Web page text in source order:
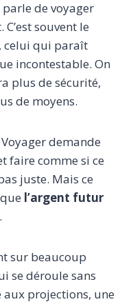
de voyager
souvent le
, celui qui paraît
incontestable. On
plus de sécurité,
de moyens.
Voyager demande
faire comme si ce
juste. Mais ce
l’argent futur
.
sur beaucoup
se déroule sans
projections, une